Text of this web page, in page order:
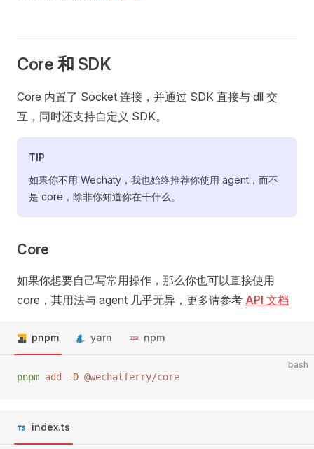
Core 和 SDK
Core 内置了 Socket 连接，并通过 SDK 直接与 dll 交
互，同时还支持自定义 SDK。
TIP
如果你不用 Wechaty，我也始终推荐你使用 agent，而不
是 core，除非你知道你在干什么。
Core
如果你想要自己写常用操作，那么你也可以直接使用
core，其用法与 agent 几乎无异，更多请参考 API 文档
pnpm yarn npm
bash
pnpm add -D @wechatferry/core
index.ts